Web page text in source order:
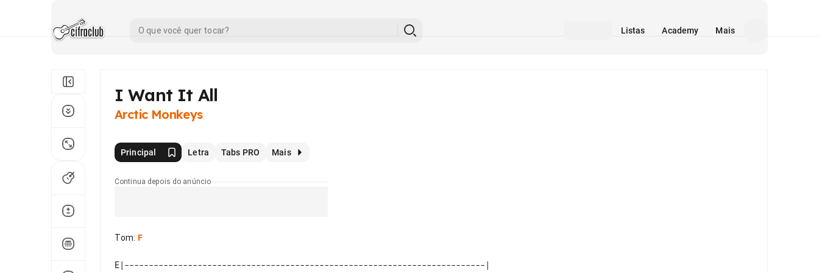
Listas Academy Mais
I Want It All
Arctic Monkeys
Principal Letra Tabs PRO Mais
Continua depois do anúncio
Tom: F
E|--------------------------------------------------------------------------|